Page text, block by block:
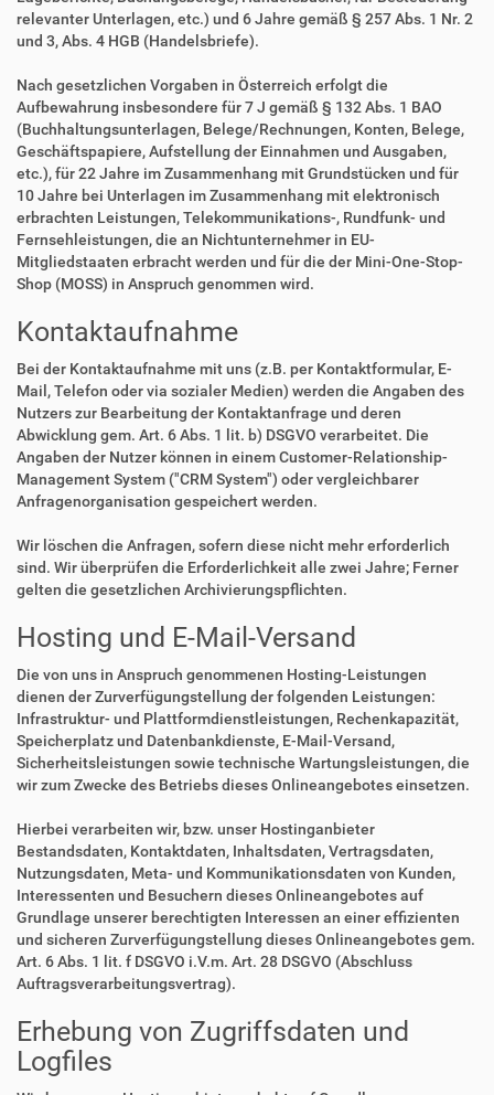
relevanter Unterlagen, etc.) und 6 Jahre gemäß § 257 Abs. 1 Nr. 2
und 3, Abs. 4 HGB (Handelsbriefe).
Nach gesetzlichen Vorgaben in Österreich erfolgt die
Aufbewahrung insbesondere für 7 J gemäß § 132 Abs. 1 BAO
(Buchhaltungsunterlagen, Belege/Rechnungen, Konten, Belege,
Geschäftspapiere, Aufstellung der Einnahmen und Ausgaben,
etc.), für 22 Jahre im Zusammenhang mit Grundstücken und für
10 Jahre bei Unterlagen im Zusammenhang mit elektronisch
erbrachten Leistungen, Telekommunikations-, Rundfunk- und
Fernsehleistungen, die an Nichtunternehmer in EU-
Mitgliedstaaten erbracht werden und für die der Mini-One-Stop-
Shop (MOSS) in Anspruch genommen wird.
Kontaktaufnahme
Bei der Kontaktaufnahme mit uns (z.B. per Kontaktformular, E-
Mail, Telefon oder via sozialer Medien) werden die Angaben des
Nutzers zur Bearbeitung der Kontaktanfrage und deren
Abwicklung gem. Art. 6 Abs. 1 lit. b) DSGVO verarbeitet. Die
Angaben der Nutzer können in einem Customer-Relationship-
Management System ("CRM System") oder vergleichbarer
Anfragenorganisation gespeichert werden.
Wir löschen die Anfragen, sofern diese nicht mehr erforderlich
sind. Wir überprüfen die Erforderlichkeit alle zwei Jahre; Ferner
gelten die gesetzlichen Archivierungspflichten.
Hosting und E-Mail-Versand
Die von uns in Anspruch genommenen Hosting-Leistungen
dienen der Zurverfügungstellung der folgenden Leistungen:
Infrastruktur- und Plattformdienstleistungen, Rechenkapazität,
Speicherplatz und Datenbankdienste, E-Mail-Versand,
Sicherheitsleistungen sowie technische Wartungsleistungen, die
wir zum Zwecke des Betriebs dieses Onlineangebotes einsetzen.
Hierbei verarbeiten wir, bzw. unser Hostinganbieter
Bestandsdaten, Kontaktdaten, Inhaltsdaten, Vertragsdaten,
Nutzungsdaten, Meta- und Kommunikationsdaten von Kunden,
Interessenten und Besuchern dieses Onlineangebotes auf
Grundlage unserer berechtigten Interessen an einer effizienten
und sicheren Zurverfügungstellung dieses Onlineangebotes gem.
Art. 6 Abs. 1 lit. f DSGVO i.V.m. Art. 28 DSGVO (Abschluss
Auftragsverarbeitungsvertrag).
Erhebung von Zugriffsdaten und
Logfiles